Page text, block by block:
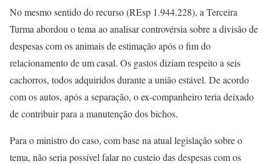
No mesmo sentido do recurso (REsp 1.944.228), a Terceira
Turma abordou o tema ao analisar controvérsia sobre a divisão de
despesas com os animais de estimação após o fim do
relacionamento de um casal. Os gastos diziam respeito a seis
cachorros, todos adquiridos durante a união estável. De acordo
com os autos, após a separação, o ex-companheiro teria deixado
de contribuir para a manutenção dos bichos.
Para o ministro do caso, com base na atual legislação sobre o
tema, não seria possível falar no custeio das despesas com os